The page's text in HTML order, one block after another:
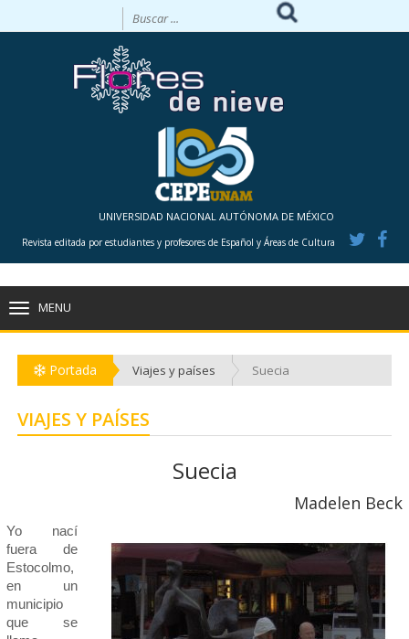
UNIVERSIDAD NACIONAL AUTÓNOMA DE MÉXICO
Revista editada por estudiantes y profesores de Español y Áreas de Cultura
MENU
Portada Viajes y países Suecia
VIAJES Y PAÍSES
Suecia
Madelen Beck
Yo nací
fuera de
Estocolmo,
en un
municipio
que se